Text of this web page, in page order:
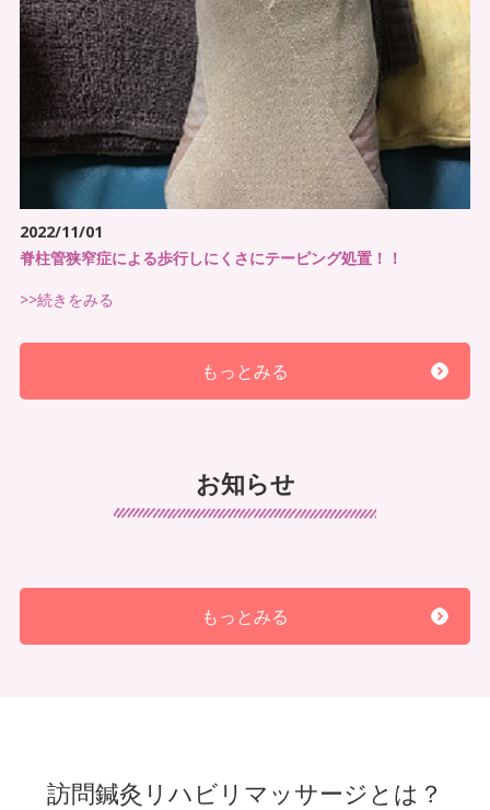
2022/11/01
脊柱管狭窄症による歩行しにくさにテーピング処置！！
>>続きをみる
もっとみる
お知らせ
もっとみる
訪問鍼灸リハビリマッサージとは？
入居者様やご家族より個別の事業者で依頼
を受けることで
手間がかかっている
リハビリ・鍼灸マッサージ治療をどこに依
頼をすれば良いか迷っている
医療機関への連携やドクターへの報告書な
どを事業所でまとめて一気通貫でできるよ
うにしたい
来る事業者に依頼したい
独居の方や認知症のある方の訪問治療をで
きるところを探している。
実績豊富な所で歩行訓練やトレーニングを
目標～報告書も作ってくれる所を探してい
悩みをお持ちの方に気軽に受けられる